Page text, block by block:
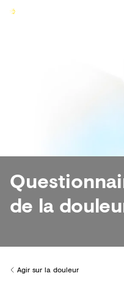
de la
Back to
Agir sur la douleur